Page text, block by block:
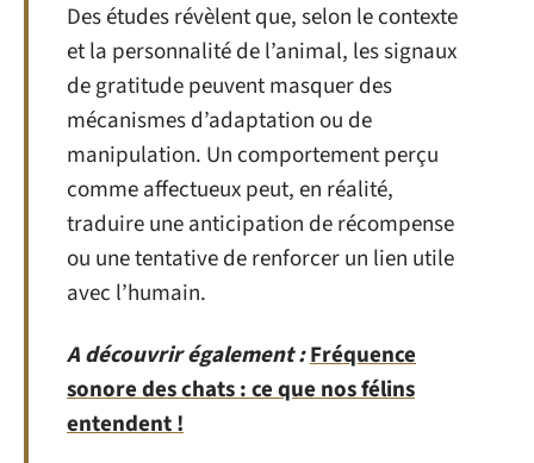
Des études révèlent que, selon le contexte
et la personnalité de l’animal, les signaux
de gratitude peuvent masquer des
mécanismes d’adaptation ou de
manipulation. Un comportement perçu
comme affectueux peut, en réalité,
traduire une anticipation de récompense
ou une tentative de renforcer un lien utile
avec l’humain.
A découvrir également :Fréquence
sonore des chats : ce que nos félins
entendent !